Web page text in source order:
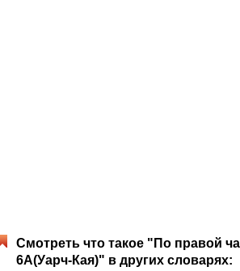
Смотреть что такое "По правой
6А(Уарч-Кая)" в других словарях: